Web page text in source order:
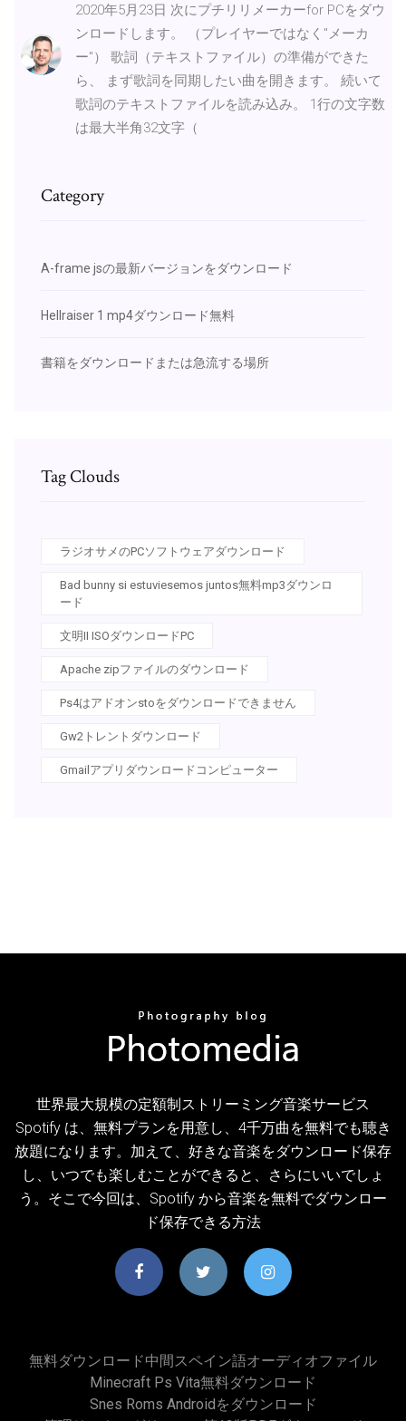
2020年5月23日 次にプチリリメーカーfor PCをダウ
ンロードします。 （プレイヤーではなく"メーカ
ー"） 歌詞（テキストファイル）の準備ができた
ら、 まず歌詞を同期したい曲を開きます。 続いて
歌詞のテキストファイルを読み込み。 1行の文字数
は最大半角32文字（
Category
A-frame jsの最新バージョンをダウンロード
Hellraiser 1 mp4ダウンロード無料
書籍をダウンロードまたは急流する場所
Tag Clouds
ラジオサメのPCソフトウェアダウンロード
Bad bunny si estuviesemos juntos無料mp3ダウンロ
ード
文明II ISOダウンロードPC
Apache zipファイルのダウンロード
Ps4はアドオンstoをダウンロードできません
Gw2トレントダウンロード
Gmailアプリダウンロードコンピューター
世界最大規模の定額制ストリーミング音楽サービス
Spotify は、無料プランを用意し、4千万曲を無料でも聴き
放題になります。加えて、好きな音楽をダウンロード保存
し、いつでも楽しむことができると、さらにいいでしょ
う。そこで今回は、Spotify から音楽を無料でダウンロー
ド保存できる方法
無料ダウンロード中間スペイン語オーディオファイル
Minecraft Ps Vita無料ダウンロード
Snes Roms Androidをダウンロード